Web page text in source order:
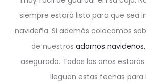
siempre estará listo para que sea
navideña. Si además colocamos
de nuestros adornos navideños,
asegurado. Todos los años
lleguen estas fechas para